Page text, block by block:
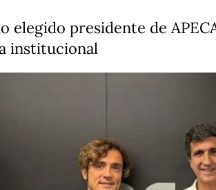
elegido presidente de
institucional